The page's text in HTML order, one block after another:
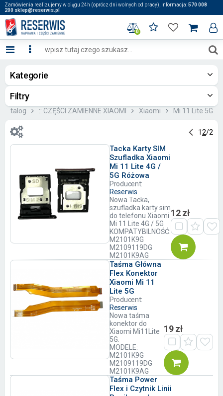
Zamówienia realizujemy w ciągu 24h (oprócz dni wolnych od pracy), Informacja:570 008
200 sklep@reserwis.pl
0
Kategorie
Filtry
Katalog :: CZĘŚCI ZAMIENNE XIAOMI Xiaomi Mi 11 Lite 5G
12/2
Tacka Karty SIM
Szufladka Xiaomi
Mi 11 Lite 4G /
5G Różowa
Producent:
Reserwis
Nowa Tacka,
szufladka karty sim
do telefonu Xiaomi
Mi 11 Lite 4G / 5G
KOMPATYBILNOŚĆ:
M2101K9G
M2109119DG
M2101K9AG
12 zł
Taśma Główna
Flex Konektor
Xiaomi Mi 11
Lite 5G
Producent:
Reserwis
Nowa taśma
konektor do
Xiaomi Mi11Lite
5G.
MODELE:
M2101K9G
M2109119DG
M2101K9AG
19 zł
Taśma Power
Flex i Czytnik Linii